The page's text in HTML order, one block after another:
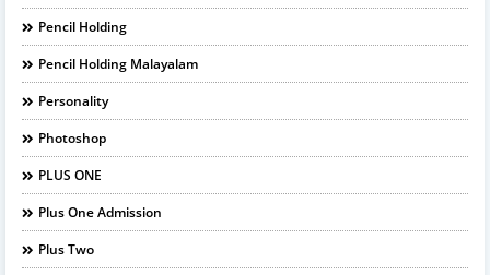
Pencil Holding
Pencil Holding Malayalam
Personality
Photoshop
PLUS ONE
Plus One Admission
Plus Two